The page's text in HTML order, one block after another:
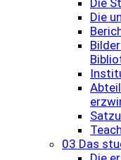
Die
Die
03 Das